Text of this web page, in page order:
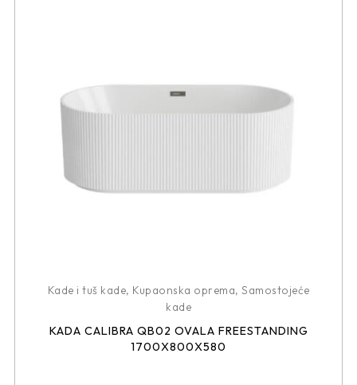
Kade i tuš kade, Kupaonska oprema, Samostojeće
kade
KADA CALIBRA QB02 OVALA FREESTANDING
1700X800X580